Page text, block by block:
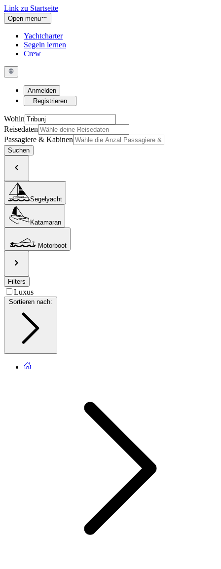
Link zu Startseite
Open menu
Yachtcharter
Segeln lernen
Crew
Anmelden
Registrieren
Wohin
Reisedaten
Passagiere & Kabinen
Suchen
Segelyacht
Katamaran
Motorboot
Filters
Luxus
Sortieren nach